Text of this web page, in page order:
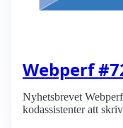
Webperf
Nyhetsbrevet
kodassistenter att